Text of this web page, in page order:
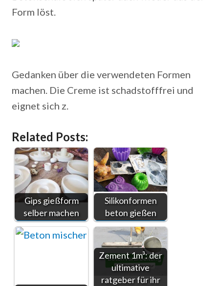
Form löst.
Gedanken über die verwendeten Formen
machen. Die Creme ist schadstofffrei und
eignet sich z.
Related Posts:
Gips gießform
selber machen
Silikonformen
beton gießen
Zement 1m³: der
ultimative
ratgeber für ihr